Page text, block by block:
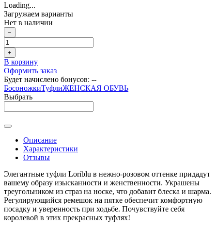
Loading...
Загружаем варианты
Нет в наличии
−
+
В корзину
Оформить заказ
Будет начислено бонусов: --
БосоножкиТуфлиЖЕНСКАЯ ОБУВЬ
Выбрать
Описание
Характеристики
Отзывы
Элегантные туфли Loriblu в нежно-розовом оттенке придадут
вашему образу изысканности и женственности. Украшены
треугольником из страз на носке, что добавит блеска и шарма.
Регулирующийся ремешок на пятке обеспечит комфортную
посадку и уверенность при ходьбе. Почувствуйте себя
королевой в этих прекрасных туфлях!